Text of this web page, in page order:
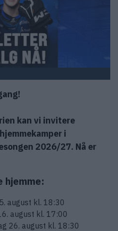
kan vi invitere
i
2026/27. Nå er
hjemme:
august kl. 18:30
august kl. 17:00
26. august kl. 18:30